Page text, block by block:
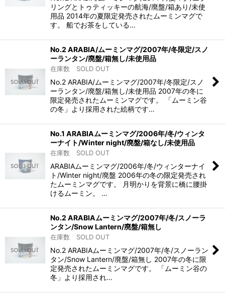
リングとトゥティッキーの航海/廃盤/箱あり/未使
用品 2014年の夏限定発売されたムーミンマグで
す。 船でお茶をしている…
No.2 ARABIA/ムーミンマグ/2007年/冬限定/スノ
ーランタン/廃盤/箱無し/未使用品
在庫数 SOLD OUT
No.2 ARABIA/ムーミンマグ/2007年/冬限定/スノ
ーランタン/廃盤/箱無し/未使用品 2007年の冬に
限定発売されたムーミンマグです。 「ムーミン谷
の冬」より採用された絵柄です…
No.1 ARABIAムーミンマグ/2006年/冬/ウィンタ
ーナイト/Winter night/廃盤/箱なし/未使用品
在庫数 SOLD OUT
ARABIAムーミンマグ/2006年/冬/ウィンターナイ
ト/Winter night/廃盤 2006年の冬の限定発売され
たムーミンマグです。 月明かりを背景に橋に腰掛
けるムーミン。 …
No.2 ARABIAムーミンマグ/2007年/冬/スノーラ
ンタン/Snow Lantern/廃盤/箱無し
在庫数 SOLD OUT
No.2 ARABIAムーミンマグ/2007年/冬/スノーラン
タン/Snow Lantern/廃盤/箱無し 2007年の冬に限
定発売されたムーミンマグです。 「ムーミン谷の
冬」より採用され…